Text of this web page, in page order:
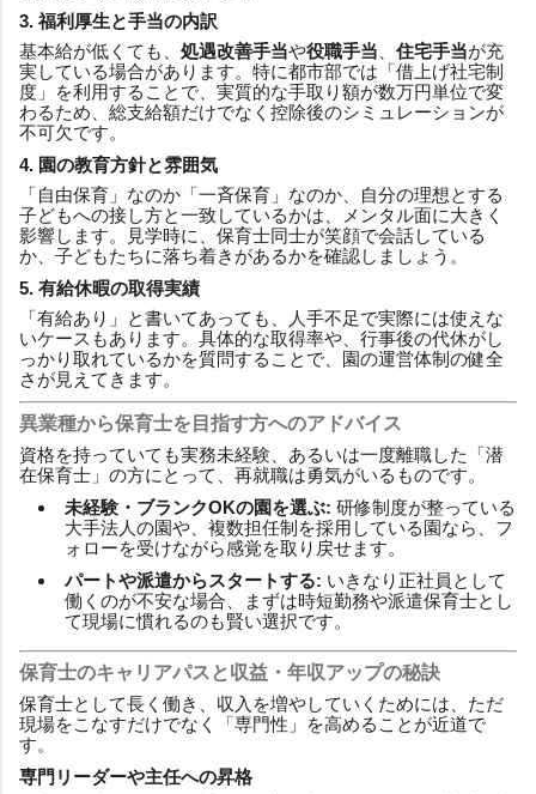
3. 福利厚生と手当の内訳
基本給が低くても、 処遇改善手当や役職手当 住宅手当が充
実している場合があります。特に都市部では「借上げ社宅制
度」を利用することで、実質的な手取り額が数万円単位で変
わるため、総支給額だけでなく控除後のシミュレーションが
不可欠です。
4. 園の教育方針と雰囲気
「自由保育」なのか「一斉保育」なのか、自分の理想とする
子どもへの接し方と一致しているかは、メンタル面に大きく
影響します。見学時に、保育士同士が笑顔で会話している
か、子どもたちに落ち着きがあるかを確認しましょう。
5. 有給休暇の取得実績
「有給あり」と書いてあっても、人手不足で実際には使えな
いケースもあります。具体的な取得率や、行事後の代休がし
っかり取れているかを質問することで、園の運営体制の健全
さが見えてきます。
異業種から保育士を目指す方へのアドバイス
資格を持っていても実務未経験、あるいは一度離職した「潜
在保育士」の方にとって、再就職は勇気がいるものです。
未経験・ブランクOKの園を選ぶ: 研修制度が整っている
大手法人の園や、複数担任制を採用している園なら、フ
ォローを受けながら感覚を取り戻せます。
パートや派遣からスタートする: いきなり正社員として
働くのが不安な場合、まずは時短勤務や派遣保育士とし
て現場に慣れるのも賢い選択です。
保育士のキャリアパスと収益・年収アップの秘訣
保育士として長く働き、収入を増やしていくためには、ただ
現場をこなすだけでなく「専門性」を高めることが近道で
す。
専門リーダーや主任への昇格